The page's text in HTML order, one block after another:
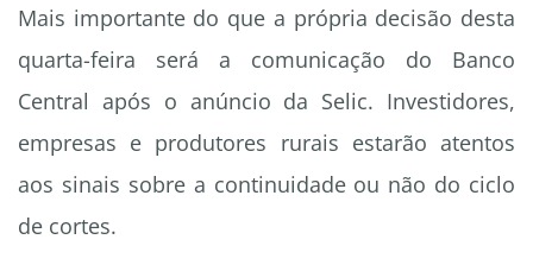
Mais importante do que a própria decisão desta
quarta-feira será a comunicação do Banco
Central após o anúncio da Selic. Investidores,
empresas e produtores rurais estarão atentos
aos sinais sobre a continuidade ou não do ciclo
de cortes.